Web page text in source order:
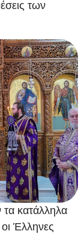
των
κατάλληλα
οι Έλληνες